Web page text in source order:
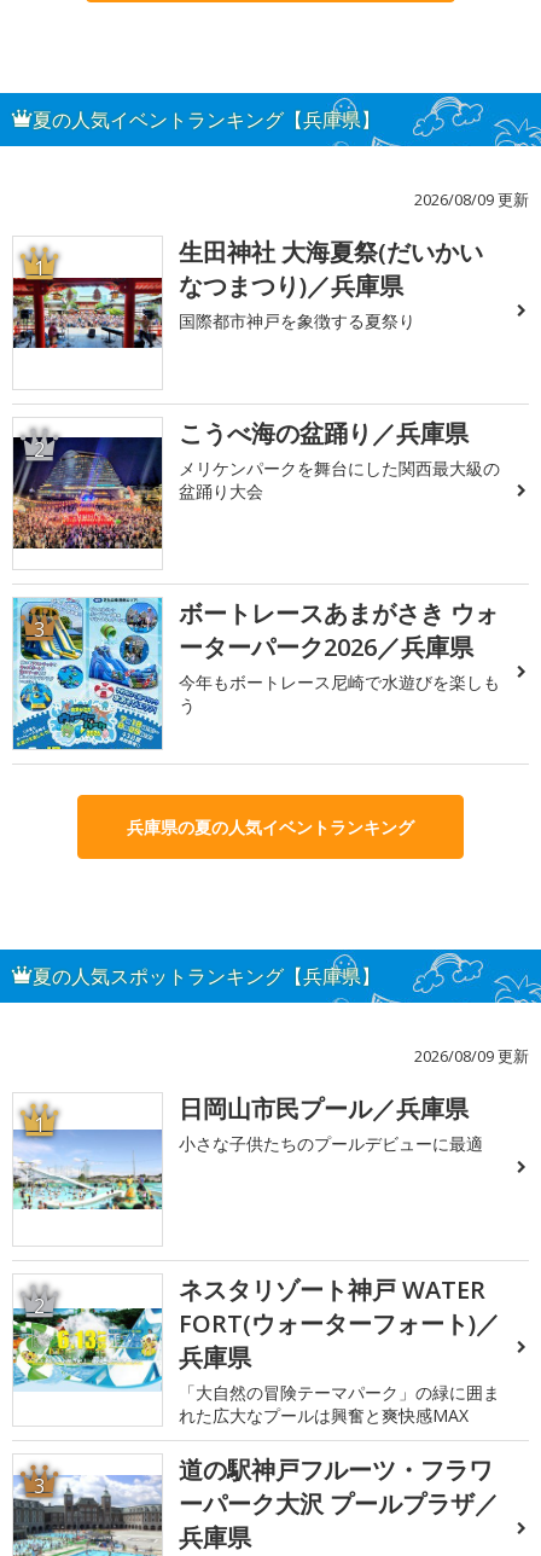
夏の人気イベントランキング【兵庫県】
2026/08/09 更新
1
生田神社 大海夏祭(だいかい
なつまつり)／兵庫県
国際都市神戸を象徴する夏祭り
2 こうべ海の盆踊り／兵庫県
メリケンパークを舞台にした関西最大級の
盆踊り大会
3
ボートレースあまがさき ウォ
ーターパーク2026／兵庫県
今年もボートレース尼崎で水遊びを楽しも
う
兵庫県の夏の人気イベントランキング
夏の人気スポットランキング【兵庫県】
2026/08/09 更新
1 日岡山市民プール／兵庫県
小さな子供たちのプールデビューに最適
2
ネスタリゾート神戸 WATER
FORT(ウォーターフォート)／
兵庫県
「大自然の冒険テーマパーク」の緑に囲ま
れた広大なプールは興奮と爽快感MAX
3
道の駅神戸フルーツ・フラワ
ーパーク大沢 プールプラザ／
兵庫県